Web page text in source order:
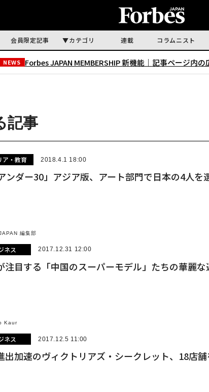
会員限定記事 カテゴリ 連載 コラムニスト
NEWS Forbes JAPAN MEMBERSHIP 新機能｜ 記事ページ内の
記事
ア・教育 2018.4.1 18:00
ンダー30」アジア版、アート部門で日本の4人を
編集部
ネス 2017.12.31 12:00
注目する「中国のスーパーモデル」たちの華麗な
Kaur
ネス 2017.12.5 11:00
出加速のヴィクトリアズ・シークレット、18店